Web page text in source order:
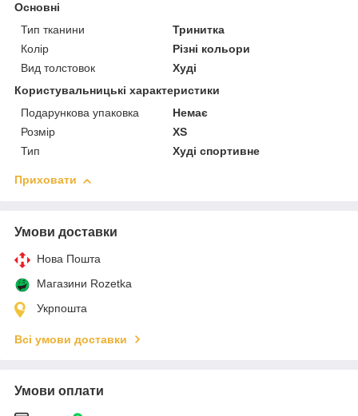
Основні
Тип тканини
Тринитка
Колір
Різні кольори
Вид толстовок
Худі
Користувальницькі характеристики
Подарункова упаковка
Немає
Розмір
XS
Тип
Худі спортивне
Приховати
Умови доставки
Нова Пошта
Магазини Rozetka
Укрпошта
Всі умови доставки
Умови оплати